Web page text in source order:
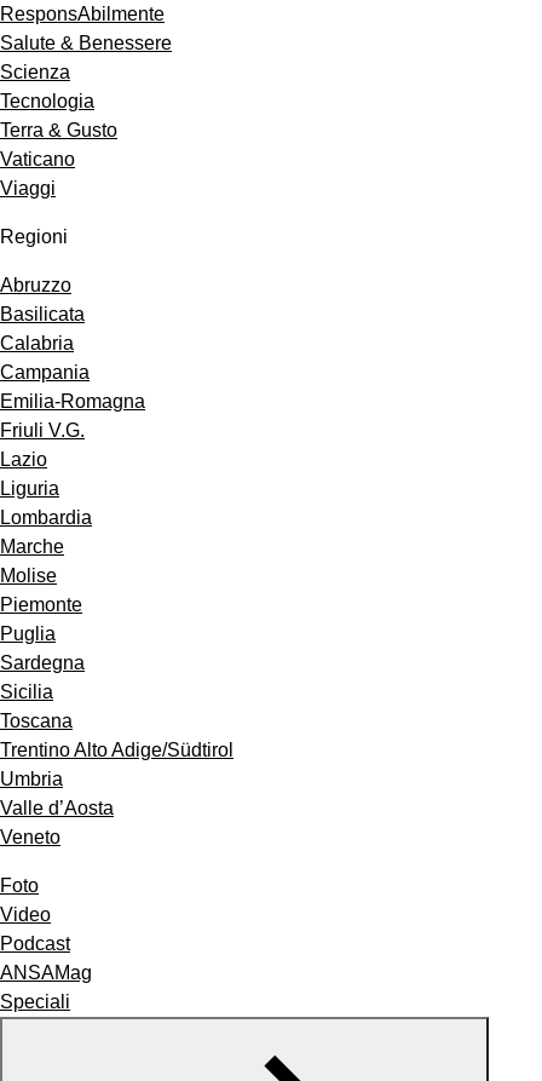
ResponsAbilmente
Salute & Benessere
Scienza
Tecnologia
Terra & Gusto
Vaticano
Viaggi
Regioni
Abruzzo
Basilicata
Calabria
Campania
Emilia-Romagna
Friuli V.G.
Lazio
Liguria
Lombardia
Marche
Molise
Piemonte
Puglia
Sardegna
Sicilia
Toscana
Trentino Alto Adige/Südtirol
Umbria
Valle d’Aosta
Veneto
Foto
Video
Podcast
ANSAMag
Speciali